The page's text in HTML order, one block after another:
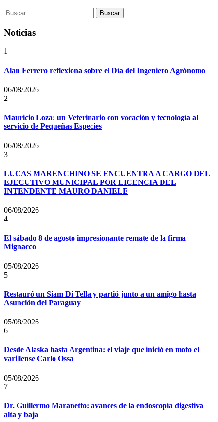
Buscar:
Noticias
1
Alan Ferrero reflexiona sobre el Día del Ingeniero Agrónomo
06/08/2026
2
Mauricio Loza: un Veterinario con vocación y tecnología al
servicio de Pequeñas Especies
06/08/2026
3
LUCAS MARENCHINO SE ENCUENTRA A CARGO DEL
EJECUTIVO MUNICIPAL POR LICENCIA DEL
INTENDENTE MAURO DANIELE
06/08/2026
4
El sábado 8 de agosto impresionante remate de la firma
Mignacco
05/08/2026
5
Restauró un Siam Di Tella y partió junto a un amigo hasta
Asunción del Paraguay
05/08/2026
6
Desde Alaska hasta Argentina: el viaje que inició en moto el
varillense Carlo Ossa
05/08/2026
7
Dr. Guillermo Maranetto: avances de la endoscopía digestiva
alta y baja